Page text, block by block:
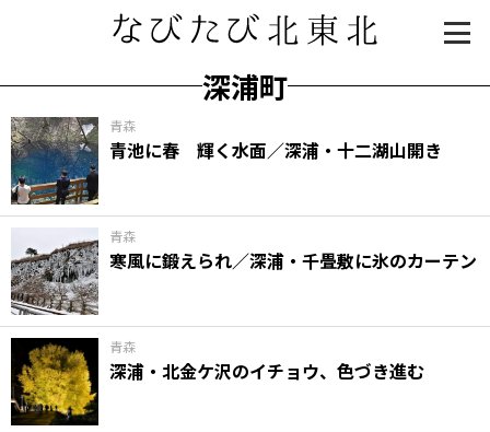
深浦町
青森
青池に春 輝く水面／深浦・十二湖山開き
青森
寒風に鍛えられ／深浦・千畳敷に氷のカーテン
青森
深浦・北金ケ沢のイチョウ、色づき進む
知る一覧
世界遺産
文化・歴史
パワースポット
ミステリー
観る一覧
桜
花
紅葉